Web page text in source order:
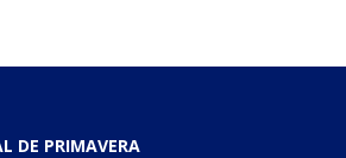
DE PRIMAVERA